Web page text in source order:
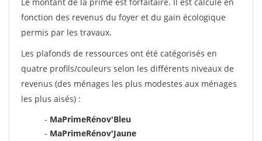
fonction des revenus du foyer et du gain écologique
permis par les travaux.
Les plafonds de ressources ont été catégorisés en
quatre profils/couleurs selon les différents niveaux de
revenus (des ménages les plus modestes aux ménages
les plus aisés) :
- MaPrimeRénov'Bleu
- MaPrimeRénov'Jaune